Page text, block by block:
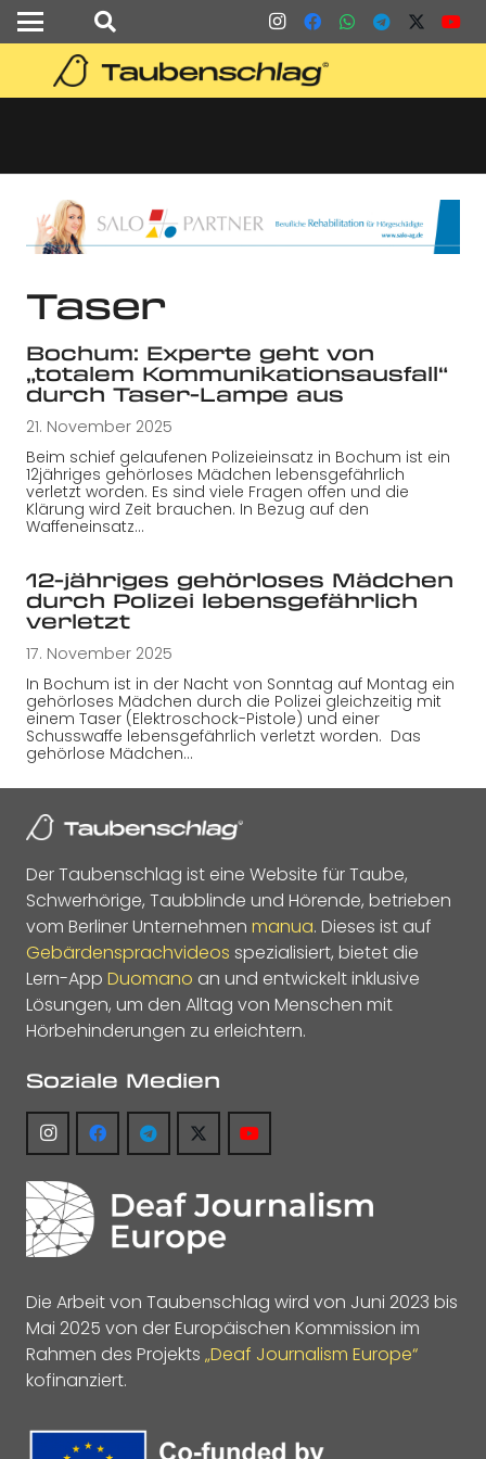
Taser
Bochum: Experte geht von
„totalem Kommunikationsausfall“
durch Taser-Lampe aus
21. November 2025
Beim schief gelaufenen Polizeieinsatz in Bochum ist ein
12jähriges gehörloses Mädchen lebensgefährlich
verletzt worden. Es sind viele Fragen offen und die
Klärung wird Zeit brauchen. In Bezug auf den
Waffeneinsatz…
12-jähriges gehörloses Mädchen
durch Polizei lebensgefährlich
verletzt
17. November 2025
In Bochum ist in der Nacht von Sonntag auf Montag ein
gehörloses Mädchen durch die Polizei gleichzeitig mit
einem Taser (Elektroschock-Pistole) und einer
Schusswaffe lebensgefährlich verletzt worden. Das
gehörlose Mädchen…
Der Taubenschlag ist eine Website für Taube,
Schwerhörige, Taubblinde und Hörende, betrieben
vom Berliner Unternehmen manua. Dieses ist auf
Gebärdensprachvideos spezialisiert, bietet die
Lern-App Duomano an und entwickelt inklusive
Lösungen, um den Alltag von Menschen mit
Hörbehinderungen zu erleichtern.
Soziale Medien
Die Arbeit von Taubenschlag wird von Juni 2023 bis
Mai 2025 von der Europäischen Kommission im
Rahmen des Projekts „Deaf Journalism Europe“
kofinanziert.